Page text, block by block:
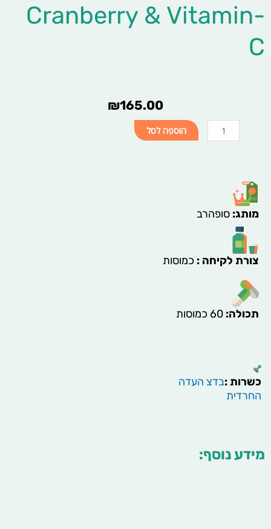
Cranberry & Vitamin-
C
₪165.00
כמות
של
Cranberry
&
C
הוספה לסל
מותג: סופהרב
צורת לקיחה : כמוסות
תכולה: 60 כמוסות
כשרות :בדצ העדה
החרדית
מידע נוסף: